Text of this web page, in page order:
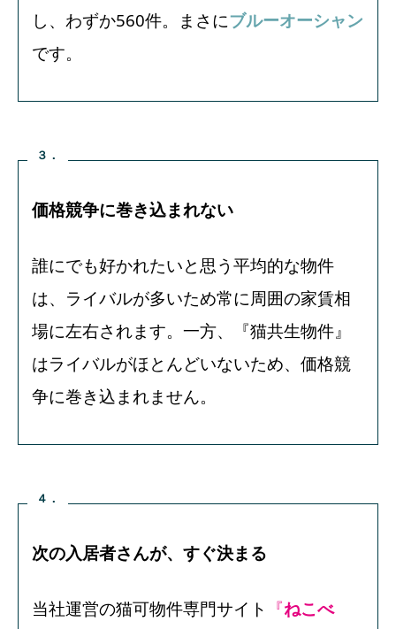
し、わずか560件。まさにブルーオーシャン
です。
３．
価格競争に巻き込まれない
誰にでも好かれたいと思う平均的な物件
は、ライバルが多いため常に周囲の家賃相
場に左右されます。一方、『猫共生物件』
はライバルがほとんどいないため、価格競
争に巻き込まれません。
４．
次の入居者さんが、すぐ決まる
当社運営の猫可物件専門サイト 『ねこべ